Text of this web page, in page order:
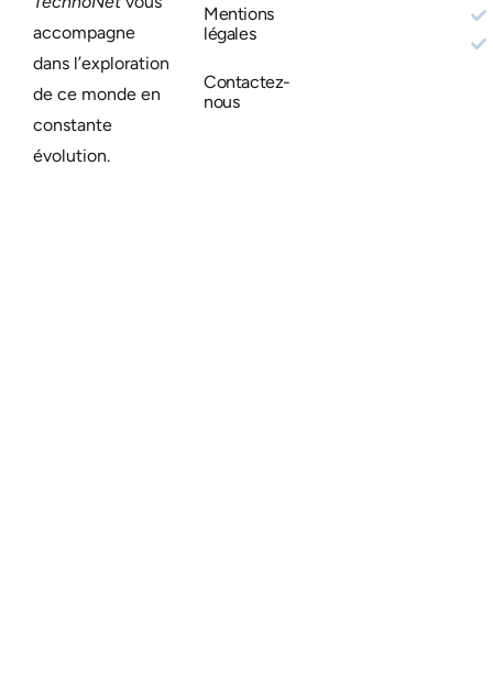
accompagne
dans l’exploration
de ce monde en
constante
évolution.
Mentions
légales
Contactez-
nous